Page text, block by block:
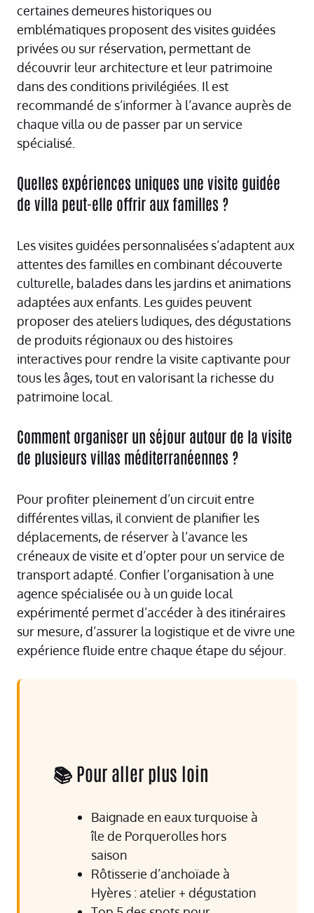
certaines demeures historiques ou
emblématiques proposent des visites guidées
privées ou sur réservation, permettant de
découvrir leur architecture et leur patrimoine
dans des conditions privilégiées. Il est
recommandé de s’informer à l’avance auprès de
chaque villa ou de passer par un service
spécialisé.
Quelles expériences uniques une visite guidée
de villa peut-elle offrir aux familles ?
Les visites guidées personnalisées s’adaptent aux
attentes des familles en combinant découverte
culturelle, balades dans les jardins et animations
adaptées aux enfants. Les guides peuvent
proposer des ateliers ludiques, des dégustations
de produits régionaux ou des histoires
interactives pour rendre la visite captivante pour
tous les âges, tout en valorisant la richesse du
patrimoine local.
Comment organiser un séjour autour de la visite
de plusieurs villas méditerranéennes ?
Pour profiter pleinement d’un circuit entre
différentes villas, il convient de planifier les
déplacements, de réserver à l’avance les
créneaux de visite et d’opter pour un service de
transport adapté. Confier l’organisation à une
agence spécialisée ou à un guide local
expérimenté permet d’accéder à des itinéraires
sur mesure, d’assurer la logistique et de vivre une
expérience fluide entre chaque étape du séjour.
📚 Pour aller plus loin
Baignade en eaux turquoise à
île de Porquerolles hors
saison
Rôtisserie d’anchoïade à
Hyères : atelier + dégustation